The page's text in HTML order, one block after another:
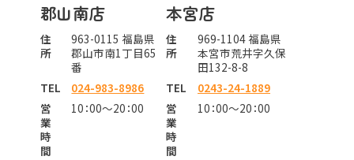
郡山南店
住
所
963-0115 福島県
郡山市南1丁目65
番
TEL
024-983-8986
営
業
時
間
10：00～20：00
本宮店
住
所
969-1104 福島県
本宮市荒井字久保
田132-8-8
TEL
0243-24-1889
営
業
時
間
10：00～20：00